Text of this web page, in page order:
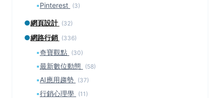
▪Pinterest (3)
●網頁設計 (32)
●網路行銷 (336)
▪奇寶觀點 (30)
▪最新數位動態 (58)
▪AI應用趨勢 (37)
▪行銷心理學 (11)